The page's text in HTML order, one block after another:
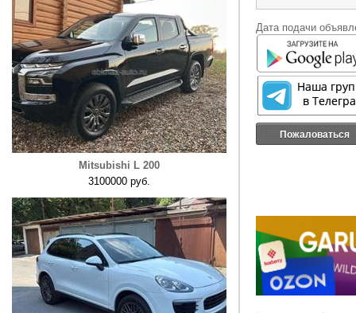
Mitsubishi L 200
3100000 руб.
Дата подачи
Пожаловаться